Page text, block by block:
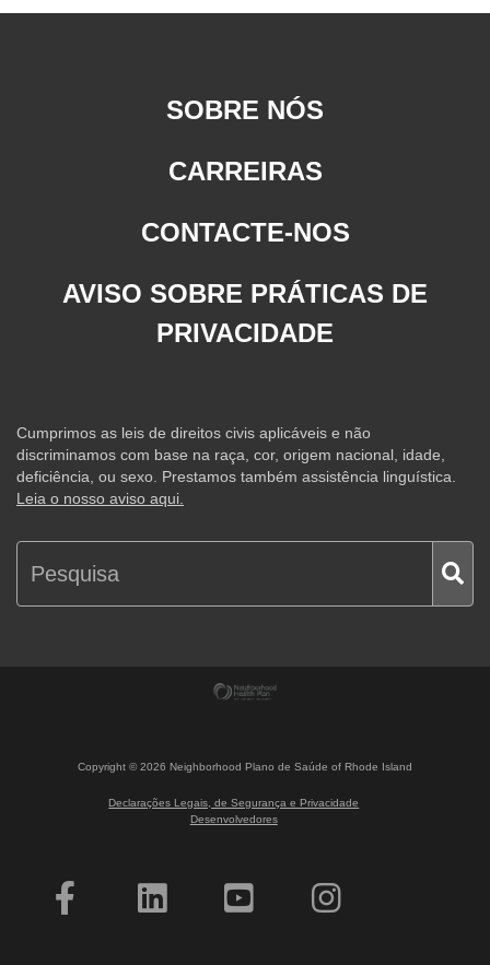
SOBRE NÓS
CARREIRAS
CONTACTE-NOS
AVISO SOBRE PRÁTICAS DE
PRIVACIDADE
Cumprimos as leis de direitos civis aplicáveis e não
discriminamos com base na raça, cor, origem nacional, idade,
deficiência, ou sexo. Prestamos também assistência linguística.
Leia o nosso aviso aqui.
Copyright ©2026 Neighborhood Plano de Saúde of Rhode Island
Declarações Legais, de Segurança e Privacidade
Desenvolvedores